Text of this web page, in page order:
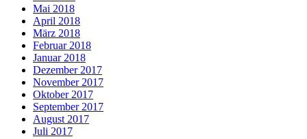
Mai 2018
April 2018
März 2018
Februar 2018
Januar 2018
Dezember 2017
November 2017
Oktober 2017
September 2017
August 2017
Juli 2017